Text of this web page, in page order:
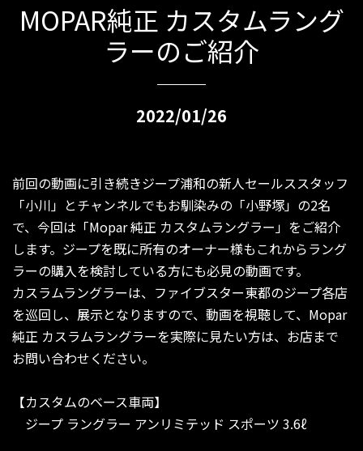
MOPAR純正 カスタムラング
ラーのご紹介
2022/01/26
前回の動画に引き続きジープ浦和の新人セールススタッフ
「小川」とチャンネルでもお馴染みの「小野塚」の2名
で、今回は「Mopar 純正 カスタムラングラー」をご紹介
します。ジープを既に所有のオーナー様もこれからラング
ラーの購入を検討している方にも必見の動画です。
カスラムラングラーは、ファイブスター東都のジープ各店
を巡回し、展示となりますので、動画を視聴して、Mopar
純正 カスラムラングラーを実際に見たい方は、お店まで
お問い合わせください。
【カスタムのベース車両】
ジープ ラングラー アンリミテッド スポーツ 3.6ℓ